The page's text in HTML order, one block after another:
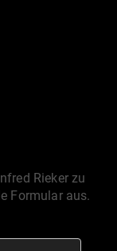
Rieker zu
Formular aus.